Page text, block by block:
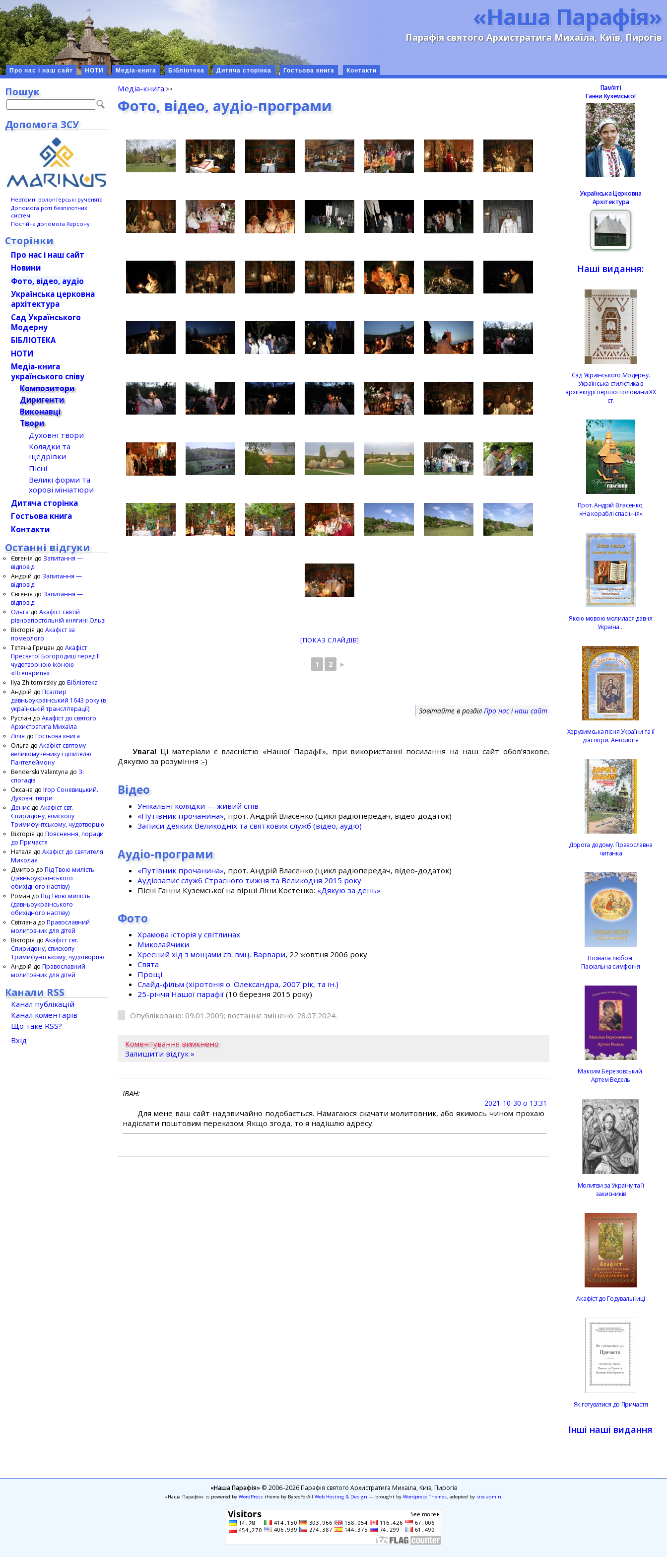
«Наша Парафія»
Парафія святого Архистратига Михаїла, Київ, Пирогів
Про нас і наш сайт НОТИ Медіа-книга Бібліотека Дитяча сторінка Гостьова книга Контакти
Медіа-книга
Фото, відео, аудіо-програми
[ПОКАЗ СЛАЙДІВ]
1 2 ►
Завітайте в розділ Про нас і наш сайт
Увага! Ці матеріали є власністю «Нашої Парафії», при використанні посилання на наш сайт обов’язкове.
Дякуємо за розуміння :-)
Відео
Унікальні колядки — живий спів
«Путівник прочанина», прот. Андрій Власенко (цикл радіопередач, відео-додаток)
Записи деяких Великодніх та святкових служб (відео, аудіо)
Аудіо-програми
«Путівник прочанина», прот. Андрій Власенко (цикл радіопередач, відео-додаток)
Аудіозапис служб Страсного тижня та Великодня 2015 року
Пісні Ганни Куземської на вірші Ліни Костенко: «Дякую за день»
Фото
Храмова історія у світлинах
Миколайчики
Хресний хід з мощами св. вмц. Варвари, 22 жовтня 2006 року
Свята
Прощі
Слайд-фільм (хіротонія о. Олександра, 2007 рік, та ін.)
25-рiччя Нашої парафiї (10 березня 2015 року)
Опубліковано: 09.01.2009; востаннє змінено: 28.07.2024.
Коментування вимкнено
Залишити відгук »
ІВАН
2021-10-30 о 13:31
Для мене ваш сайт надзвичайно подобається. Намагаюся скачати молитовник, або якимось чином прохаю
надіслати поштовим переказом. Якщо згода, то я надішлю адресу.
Пошук
Допомога ЗСУ
Невтомні волонтерські рученята
Допомога роті безпілотних
систем
Постійна допомога Херсону
Сторінки
Про нас і наш сайт
Новини
Фото, відео, аудіо
Українська церковна
архітектура
Сад Українського
Модерну
БІБЛІОТЕКА
НОТИ
Медіа-книга
українського співу
Композитори
Диригенти
Виконавці
Твори
Духовні твори
Колядки та
щедрівки
Пісні
Великі форми та
хорові мініатюри
Дитяча сторінка
Гостьова книга
Контакти
Останні відгуки
Євгенія до Запитання —
відповіді
Андрій до Запитання —
відповіді
Євгенія до Запитання —
відповіді
Ольга до Акафіст святій
рівноапостольній княгині Ользі
Вікторія до Акафіст за
померлого
Тетяна Грицан до Акафіст
Пресвятої Богородиці перед Її
чудотворною іконою
«Всецариця»
Ilya Zhitomirskiy до Бібліотека
Андрій до Псалтир
давньоукраїнський 1643 року (в
українській транслітерації)
Руслан до Акафіст до святого
Архистратига Михаїла
Лілія до Гостьова книга
Ольга до Акафіст святому
великомученику і цілителю
Пантелеймону
Benderski Valentyna до Зі
спогадів
Оксана до Ігор Соневицький.
Духовні твори
Денис до Акафіст свт.
Спиридону, єпископу
Тримифунтському, чудотворцю
Вікторія до Пояснення, поради
до Причастя
Наталя до Акафіст до святителя
Миколая
Дмитро до Під Твою милість
(давньоукраїнського
обихідного наспіву)
Роман до Під Твою милість
(давньоукраїнського
обихідного наспіву)
Світлана до Православний
молитовник для дітей
Вікторія до Акафіст свт.
Спиридону, єпископу
Тримифунтському, чудотворцю
Андрій до Православний
молитовник для дітей
Канали RSS
Канал публікацій
Канал коментарів
Що таке RSS?
Вхід
Памʼяті
Ганни Куземської
Українська Церковна
Архітектура
Наші видання:
Сад Українського Модерну.
Українська стилістика в
архітектурі першої половини ХХ
ст.
Прот. Андрій Власенко,
«На кораблі спасіння»
Якою мовою молилася давня
Україна…
Херувимська пісня України та її
діаспори. Антологія
Дорога додому. Православна
читанка
Похвала любові.
Пасхальна симфонія
Максим Березовський.
Артем Ведель
Молитви за Україну та її
захисників
Акафіст до Годувальниці
Як готуватися до Причастя
Інші наші видання
«Наша Парафія»© 2006–2026 Парафія святого Архистратига Михаїла, Київ, Пирогів
«Наша Парафія» is powered by WordPresstheme by BytesForAll Web Hosting & Design — brought by Wordpress Themes, adopted by site admin.